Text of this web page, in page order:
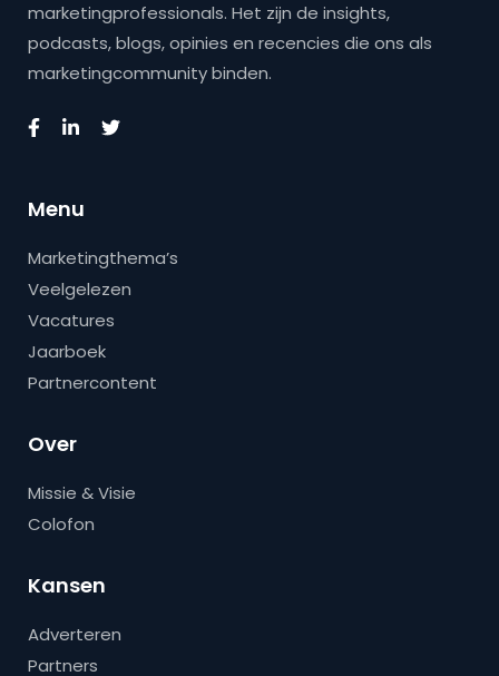
marketingprofessionals. Het zijn de insights,
podcasts, blogs, opinies en recencies die ons als
marketingcommunity binden.
Menu
Marketingthema’s
Veelgelezen
Vacatures
Jaarboek
Partnercontent
Over
Missie & Visie
Colofon
Kansen
Adverteren
Partners